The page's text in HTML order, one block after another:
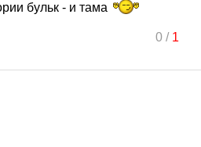
бульк - и тама
0/ 1